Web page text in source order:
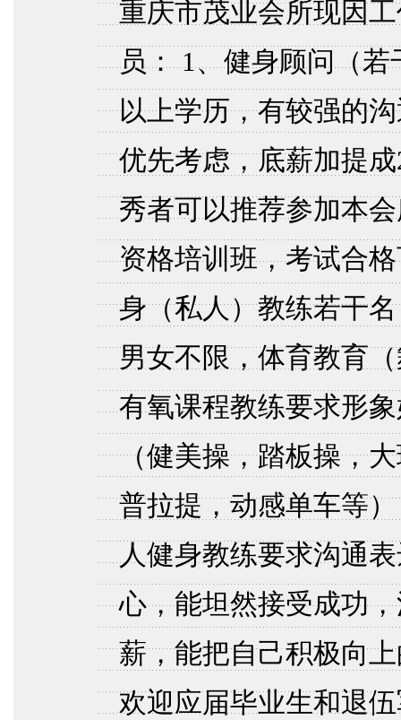
重庆市茂业会所现因
员： 1、健身顾问（
以上学历，有较强的
优先考虑，底薪加提
秀者可以推荐参加本
资格培训班，考试合
身（私人）教练若干
男女不限，体育教育
有氧课程教练要求形
（健美操，踏板操，
普拉提，动感单车等
人健身教练要求沟通
心，能坦然接受成功
薪，能把自己积极向
欢迎应届毕业生和退